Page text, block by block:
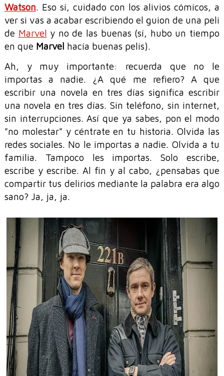
Watson. Eso sí, cuidado con los alivios cómicos, a
ver si vas a acabar escribiendo el guion de una peli
de Marvel y no de las buenas (sí, hubo un tiempo
en que Marvel hacía buenas pelis).
Ah, y muy importante: recuerda que no le
importas a nadie. ¿A qué me refiero? A que
escribir una novela en tres días significa escribir
una novela en tres días. Sin teléfono, sin internet,
sin interrupciones. Así que ya sabes, pon el modo
"no molestar" y céntrate en tu historia. Olvida las
redes sociales. No le importas a nadie. Olvida a tu
familia. Tampoco les importas. Solo escribe,
escribe y escribe. Al fin y al cabo, ¿pensabas que
compartir tus delirios mediante la palabra era algo
sano? Ja, ja, ja.